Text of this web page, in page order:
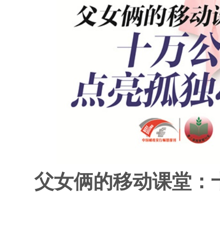
父女俩的移动课堂：